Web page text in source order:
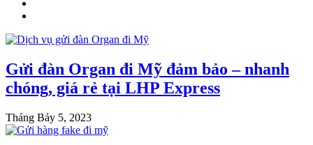
Gửi đàn Organ đi Mỹ đảm bảo – nhanh
chóng, giá rẻ tại LHP Express
Tháng Bảy 5, 2023